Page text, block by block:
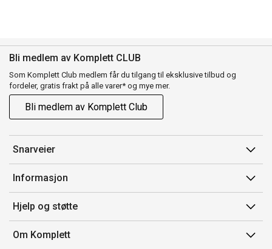
Bli medlem av Komplett CLUB
Som Komplett Club medlem får du tilgang til eksklusive tilbud og
fordeler, gratis frakt på alle varer* og mye mer.
Bli medlem av Komplett Club
Snarveier
Min side
Ordreoversikt
Flex
Komplett Club
Informasjon
Salgsbetingelser
Medlemsvilkår for Komplett Club
Merker/produsent
Hjelp og støtte
Kontakt oss
Om Komplett